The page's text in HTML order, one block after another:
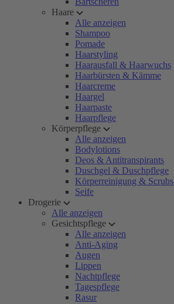
Haare
Alle anzeigen
Shampoo
Pomade
Haarstyling
Haarausfall & Haarwuchs
Haarbürsten & Kämme
Haarcreme
Haargel
Haarpaste
Haarpflege
Körperpflege
Alle anzeigen
Bodylotions
Deos & Antitranspirants
Duschgel & Duschpflege
Körperreinigung & Scrubs
Seife
Drogerie
Alle anzeigen
Gesichtspflege
Alle anzeigen
Anti-Aging
Augen
Lippen
Nachtpflege
Tagespflege
Rasur